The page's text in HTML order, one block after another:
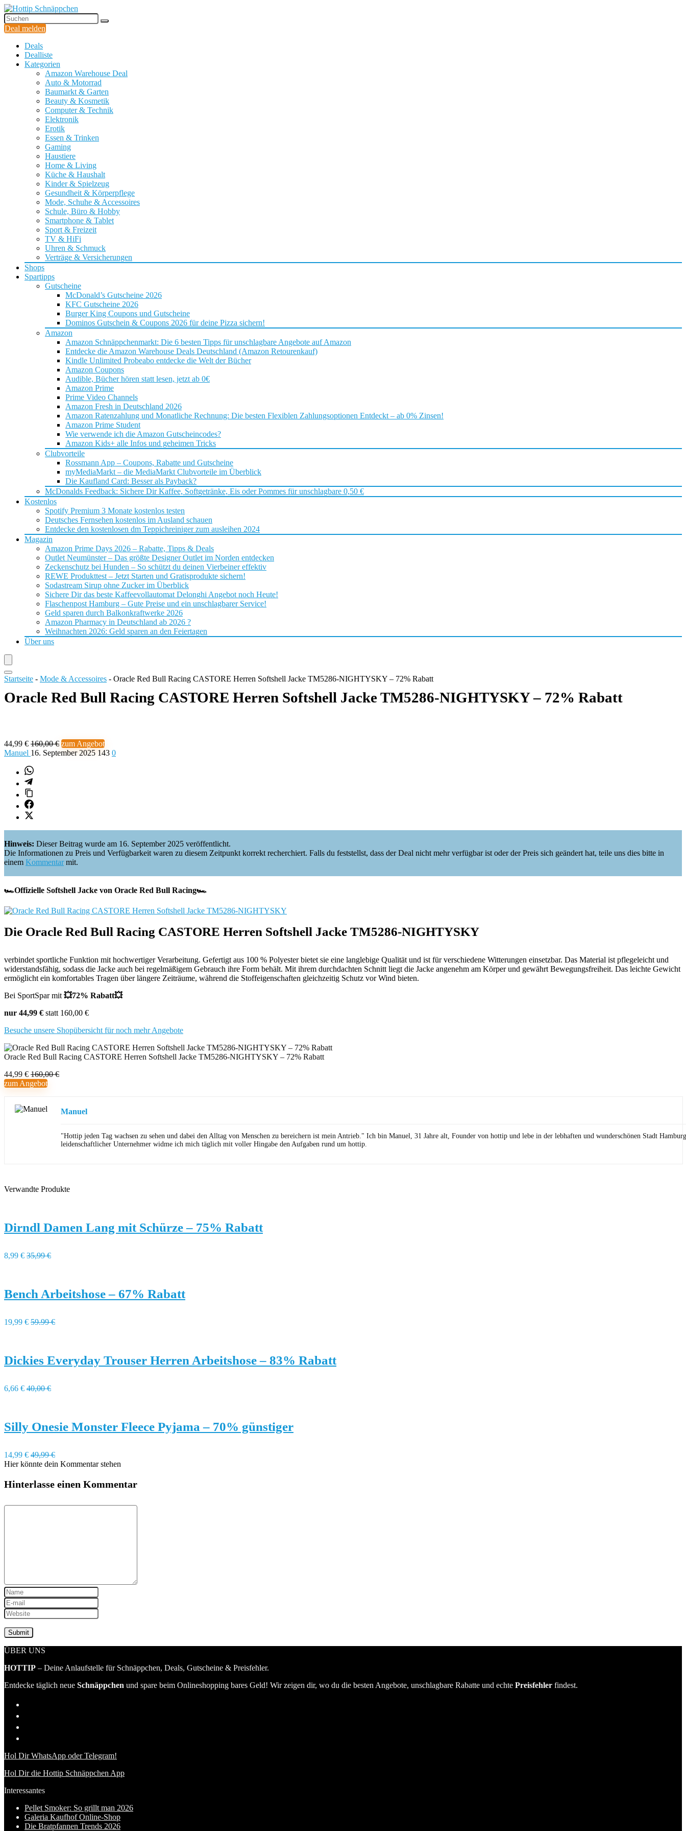
Deal melden
Deals
Dealliste
Kategorien
Amazon Warehouse Deal
Auto & Motorrad
Baumarkt & Garten
Beauty & Kosmetik
Computer & Technik
Elektronik
Erotik
Essen & Trinken
Gaming
Haustiere
Home & Living
Küche & Haushalt
Kinder & Spielzeug
Gesundheit & Körperpflege
Mode, Schuhe & Accessoires
Schule, Büro & Hobby
Smartphone & Tablet
Sport & Freizeit
TV & HiFi
Uhren & Schmuck
Verträge & Versicherungen
Shops
Spartipps
Gutscheine
McDonald’s Gutscheine 2026
KFC Gutscheine 2026
Burger King Coupons und Gutscheine
Dominos Gutschein & Coupons 2026 für deine Pizza sichern!
Amazon
Amazon Schnäppchenmarkt: Die 6 besten Tipps für unschlagbare Angebote auf Amazon
Entdecke die Amazon Warehouse Deals Deutschland (Amazon Retourenkauf)
Kindle Unlimited Probeabo entdecke die Welt der Bücher
Amazon Coupons
Audible, Bücher hören statt lesen, jetzt ab 0€
Amazon Prime
Prime Video Channels
Amazon Fresh in Deutschland 2026
Amazon Ratenzahlung und Monatliche Rechnung: Die besten Flexiblen Zahlungsoptionen Entdeckt – ab 0% Zinsen!
Amazon Prime Student
Wie verwende ich die Amazon Gutscheincodes?
Amazon Kids+ alle Infos und geheimen Tricks
Clubvorteile
Rossmann App – Coupons, Rabatte und Gutscheine
myMediaMarkt – die MediaMarkt Clubvorteile im Überblick
Die Kaufland Card: Besser als Payback?
McDonalds Feedback: Sichere Dir Kaffee, Softgetränke, Eis oder Pommes für unschlagbare 0,50 €
Kostenlos
Spotify Premium 3 Monate kostenlos testen
Deutsches Fernsehen kostenlos im Ausland schauen
Entdecke den kostenlosen dm Teppichreiniger zum ausleihen 2024
Magazin
Amazon Prime Days 2026 – Rabatte, Tipps & Deals
Outlet Neumünster – Das größte Designer Outlet im Norden entdecken
Zeckenschutz bei Hunden – So schützt du deinen Vierbeiner effektiv
REWE Produkttest – Jetzt Starten und Gratisprodukte sichern!
Sodastream Sirup ohne Zucker im Überblick
Sichere Dir das beste Kaffeevollautomat Delonghi Angebot noch Heute!
Flaschenpost Hamburg – Gute Preise und ein unschlagbarer Service!
Geld sparen durch Balkonkraftwerke 2026
Amazon Pharmacy in Deutschland ab 2026 ?
Weihnachten 2026: Geld sparen an den Feiertagen
Über uns
Startseite - Mode & Accessoires - Oracle Red Bull Racing CASTORE Herren Softshell Jacke TM5286-NIGHTYSKY – 72% Rabatt
Oracle Red Bull Racing CASTORE Herren Softshell Jacke TM5286-NIGHTYSKY – 72% Rabatt
44,99 € 160,00 € zum Angebot
Manuel 16. September 2025 143 0
Hinweis: Dieser Beitrag wurde am 16. September 2025 veröffentlicht.
Die Informationen zu Preis und Verfügbarkeit waren zu diesem Zeitpunkt korrekt recherchiert. Falls du feststellst, dass der Deal nicht mehr verfügbar ist oder der Preis sich geändert hat, teile uns dies bitte in
einem Kommentarmit.
🏎️Offizielle Softshell Jacke von Oracle Red Bull Racing🏎️
Die Oracle Red Bull Racing CASTORE Herren Softshell Jacke TM5286-NIGHTYSKY
verbindet sportliche Funktion mit hochwertiger Verarbeitung. Gefertigt aus 100 % Polyester bietet sie eine langlebige Qualität und ist für verschiedene Witterungen einsetzbar. Das Material ist pflegeleicht und
widerstandsfähig, sodass die Jacke auch bei regelmäßigem Gebrauch ihre Form behält. Mit ihrem durchdachten Schnitt liegt die Jacke angenehm am Körper und gewährt Bewegungsfreiheit. Das leichte Gewicht
ermöglicht ein komfortables Tragen über längere Zeiträume, während die Stoffeigenschaften gleichzeitig Schutz vor Wind bieten.
Bei SportSpar mit 💥72% Rabatt💥
nur 44,99 € statt 160,00 €
Besuche unsere Shopübersicht für noch mehr Angebote
Oracle Red Bull Racing CASTORE Herren Softshell Jacke TM5286-NIGHTYSKY – 72% Rabatt
44,99 € 160,00 €
zum Angebot
Manuel
"Hottip jeden Tag wachsen zu sehen und dabei den Alltag von Menschen zu bereichern ist mein Antrieb." Ich bin Manuel, 31 Jahre alt, Founder von hottip und lebe in der lebhaften und wunderschönen Stadt
leidenschaftlicher Unternehmer widme ich mich täglich mit voller Hingabe den Aufgaben rund um hottip.
Verwandte Produkte
Dirndl Damen Lang mit Schürze – 75% Rabatt
8,99 € 35,99 €
Bench Arbeitshose – 67% Rabatt
19,99 € 59.99 €
Dickies Everyday Trouser Herren Arbeitshose – 83% Rabatt
6,66 € 40,00 €
Silly Onesie Monster Fleece Pyjama – 70% günstiger
14,99 € 49,99 €
Hier könnte dein Kommentar stehen
Hinterlasse einen Kommentar
ÜBER UNS
HOTTIP – Deine Anlaufstelle für Schnäppchen, Deals, Gutscheine & Preisfehler.
Entdecke täglich neue Schnäppchen und spare beim Onlineshopping bares Geld! Wir zeigen dir, wo du die besten Angebote, unschlagbare Rabatte und echte Preisfehler findest.
Hol Dir WhatsApp oder Telegram!
Hol Dir die Hottip Schnäppchen App
Interessantes
Pellet Smoker: So grillt man 2026
Galeria Kaufhof Online-Shop
Die Bratpfannen Trends 2026